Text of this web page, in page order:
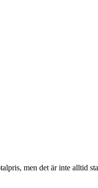
men det är inte alltid